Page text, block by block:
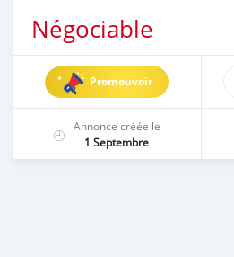
Négociable
Promouvoir
Annonce créée le
1 Septembre